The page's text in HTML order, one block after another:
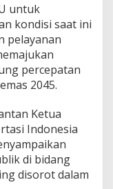
untuk
kondisi saat ini
pelayanan
percepatan
2045.
Ketua
Indonesia
di bidang
disorot dalam